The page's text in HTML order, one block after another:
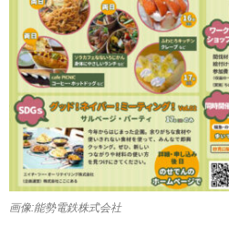
画像:能勢電鉄株式会社